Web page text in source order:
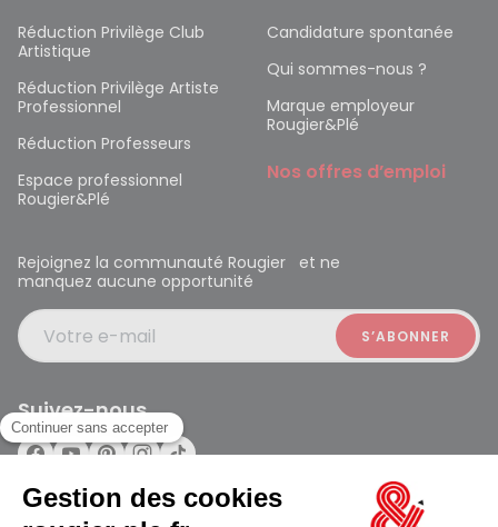
Réduction Privilège Club
Artistique
Réduction Privilège Artiste
Professionnel
Réduction Professeurs
Espace professionnel
Rougier&Plé
Candidature spontanée
Qui sommes-nous ?
Marque employeur
Rougier&Plé
Nos offres d’emploi
Rejoignez la communauté Rougier et ne
manquez aucune opportunité
Votre e-mail
Suivez-nous